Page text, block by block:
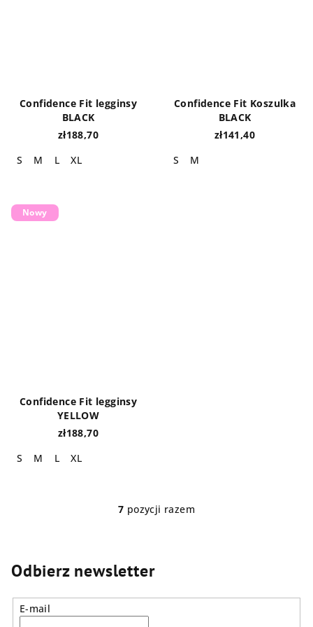
Confidence Fit legginsy
BLACK
zł188,70
S
M L XL
Confidence Fit Koszulka
BLACK
zł141,40
S
M
Nowy
Confidence Fit legginsy
YELLOW
zł188,70
S
M L XL
K
o
7 pozycji razem
Odbierz newsletter
E-mail